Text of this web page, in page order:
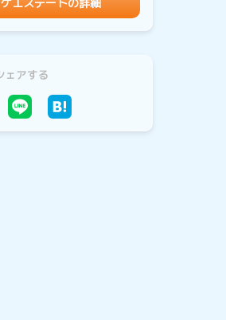
エステートの詳細
ェアする